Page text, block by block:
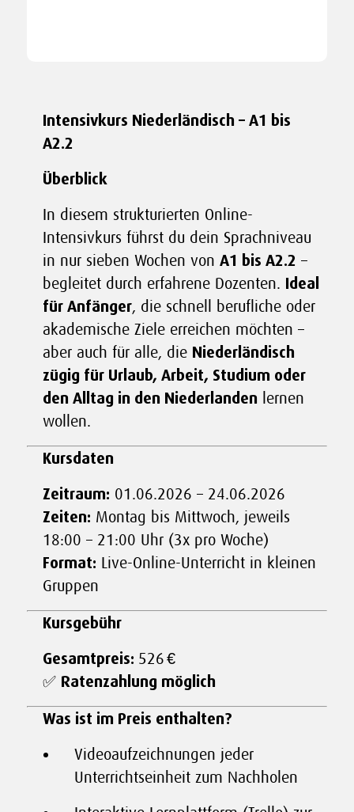
Intensivkurs Niederländisch – A1 bis
A2.2
Überblick
In diesem strukturierten Online-
Intensivkurs führst du dein Sprachniveau
in nur sieben Wochen vonA1 bis A2.2 –
begleitet durch erfahrene Dozenten. Ideal
für Anfänger, die schnell berufliche oder
akademische Ziele erreichen möchten –
aber auch für alle, die Niederländisch
zügig für Urlaub, Arbeit, Studium oder
den Alltag in den Niederlanden lernen
wollen.
Kursdaten
Zeitraum: 01.06.2026 – 24.06.2026
Zeiten: Montag bis Mittwoch, jeweils
18:00 – 21:00 Uhr (3x pro Woche)
Format: Live-Online-Unterricht in kleinen
Gruppen
Kursgebühr
Gesamtpreis: 526 €
✅ Ratenzahlung möglich
Was ist im Preis enthalten?
Videoaufzeichnungen jeder
Unterrichtseinheit zum Nachholen